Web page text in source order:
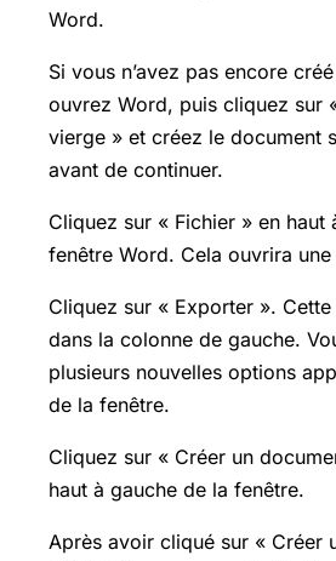
Word.
Si vous n’avez pas encore
ouvrez Word, puis cliquez sur
vierge » et créez le document
avant de continuer.
Cliquez sur « Fichier » en haut
fenêtre Word. Cela ouvrira
Cliquez sur « Exporter ».
dans la colonne de gauche.
plusieurs nouvelles options
de la fenêtre.
Cliquez sur « Créer un
haut à gauche de la fenêtre.
Après avoir cliqué sur « Créer